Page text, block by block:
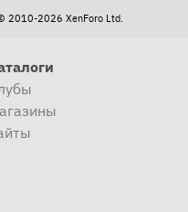
2010-2026 XenForo Ltd.